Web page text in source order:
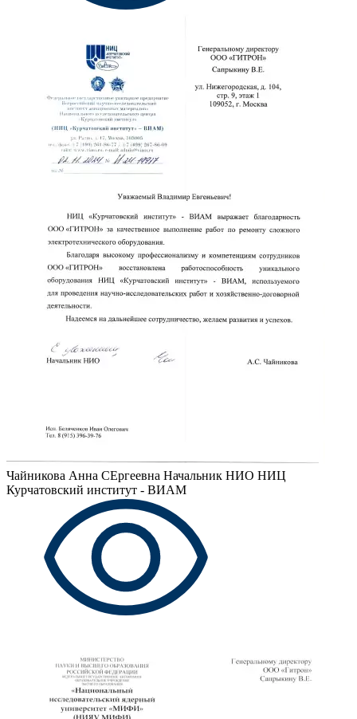
Чайникова Анна СЕргеевна Начальник НИО НИЦ
Курчатовский институт - ВИАМ